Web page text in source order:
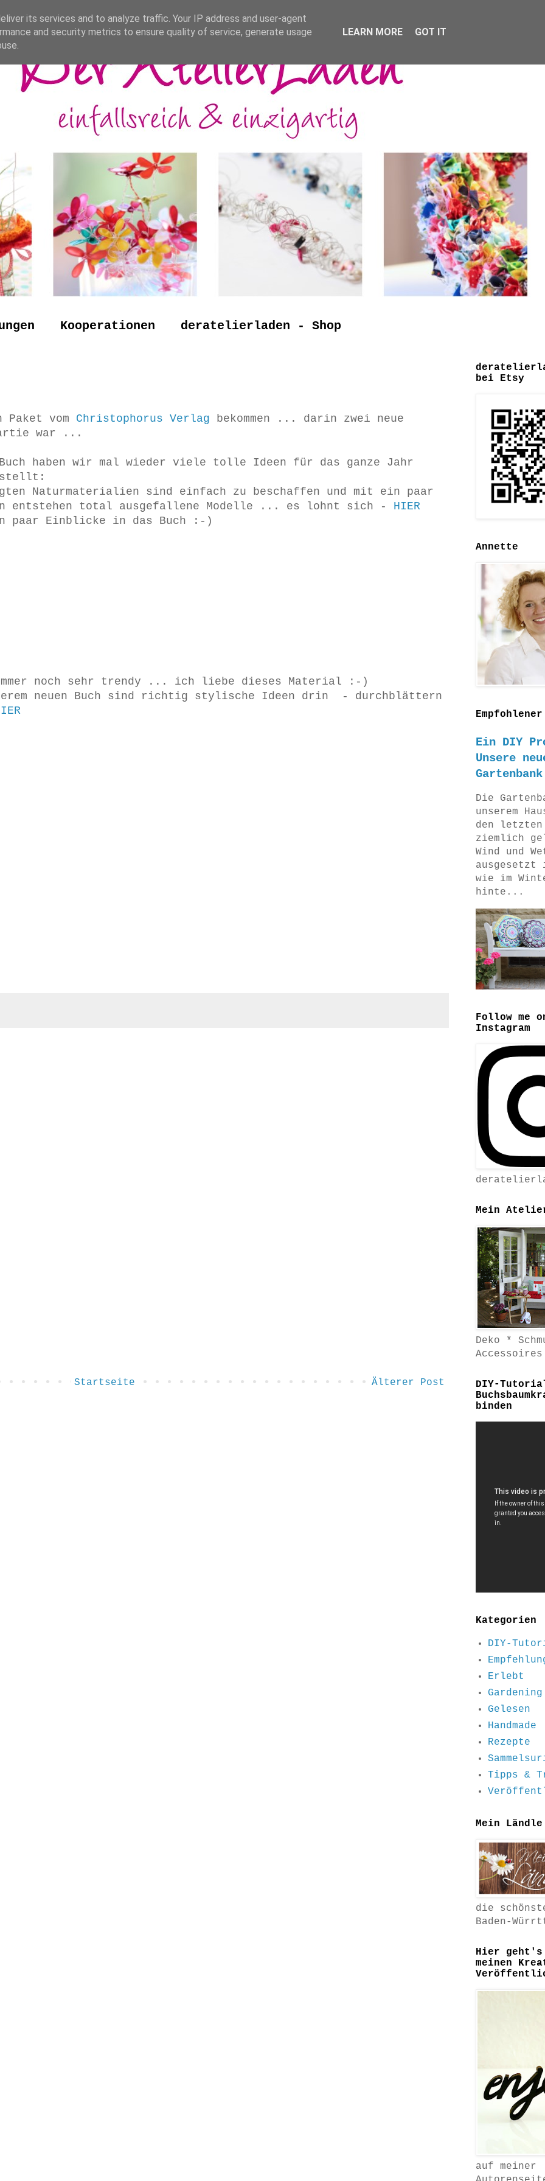
Kooperationen deratelierladen - Shop
Paket vom Christophorus Verlag bekommen ... darin zwei neue
war ...
haben wir mal wieder viele tolle Ideen für das ganze Jahr
Naturmaterialien sind einfach zu beschaffen und mit ein paar
entstehen total ausgefallene Modelle ... es lohnt sich - HIER
paar Einblicke in das Buch :-)
noch sehr trendy ... ich liebe dieses Material :-)
neuen Buch sind richtig stylische Ideen drin - durchblättern
Älterer Post
Startseite
bei Etsy
Annette
Ein DIY
Unsere
Die
unserem
den letzten
ziemlich
Wind und
ausgesetzt
wie im
hinte...
Follow me
Instagram
Mein
Deko *
Accessoires
DIY-
binden
Kategorien
DIY-
Erlebt
Gardening
Gelesen
Handmade
Rezepte
Tipps &
Mein Ländle
die
Baden-
Hier geht's
meinen
auf meiner
its services and to analyze traffic. Your IP address and user-agent
and security metrics to ensure quality of service, generate usage
LEARN MORE GOT IT